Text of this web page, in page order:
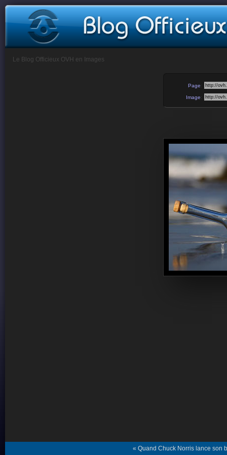
Le Blog Officieux OVH en Images
Page:
Image:
« Quand Chuck Norris lance son